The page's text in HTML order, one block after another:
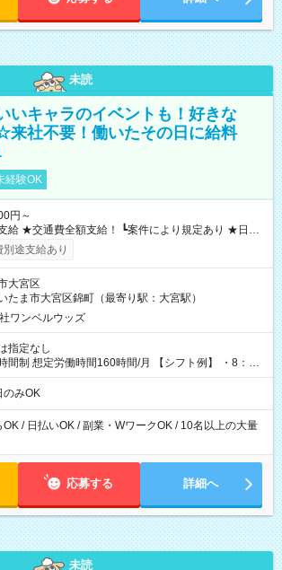
未読
いキャラのイベントも！好きな
来社不要！働いたその日に給料
経験OK
円～
規定あり ★日払
規定あり） ┗働いたその日に現金GET♪ お仕事後はコ
ら 日払い分を引き落とせます！ 【試用期間】試
別途支給あり
大宮区
たま市大宮区錦町（最寄り駅：大宮駅）
ワンベルウッズ
指定なし
想定労働時間160時間/月 【シフト例】 ・8：00
のみOK
/ 日払いOK / 副業・WワークOK / 10名以上の大量
応募する 詳細へ
未読